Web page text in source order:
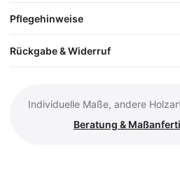
Pflegehinweise
Rückgabe & Widerruf
Individuelle Maße, andere
Beratung &